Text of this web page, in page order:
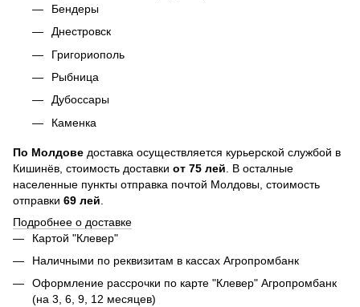
Бендеры
Днестровск
Григориополь
Рыбница
Дубоссары
Каменка
По Молдове доставка осуществляется курьерской службой в
Кишинёв, стоимость доставки от 75 лей . В осталные
населенные пункты отправка почтой Молдовы, стоимость
отправки 69 лей
Подробнее о доставке
Картой "Клевер"
Наличными по реквизитам в кассах Агропромбанк
Оформление рассрочки по карте "Клевер" Агропромбанк
(на 3, 6, 9, 12 месяцев)